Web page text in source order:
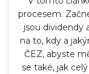
procesem.
jsou dividendy
na to, kdy a
ČEZ, abyste
se také, jak